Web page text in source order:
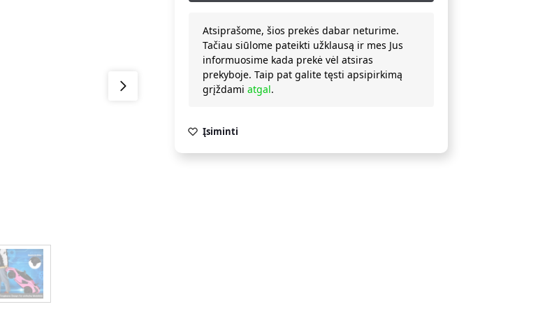
Atsiprašome, šios prekės dabar neturime.
Tačiau siūlome pateikti užklausą ir mes Jus
informuosime kada prekė vėl atsiras
prekyboje. Taip pat galite tęsti apsipirkimą
grįždamiatgal.
Įsiminti